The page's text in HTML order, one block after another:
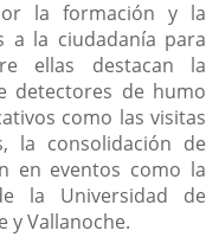
la formación y la
a la ciudadanía para
ellas destacan la
detectores de humo
como las visitas
la consolidación de
en eventos como la
la Universidad de
y Vallanoche.